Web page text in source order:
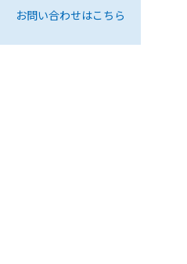
お問い合わせはこちら